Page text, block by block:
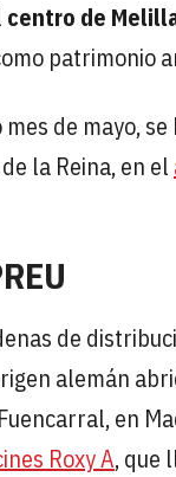
centro de
patrimonio
mes de mayo,
la Reina, en el
de
alemán
en
Roxy A, que